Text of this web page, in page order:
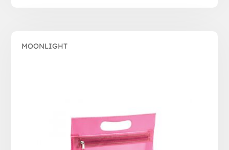
MOONLIGHT